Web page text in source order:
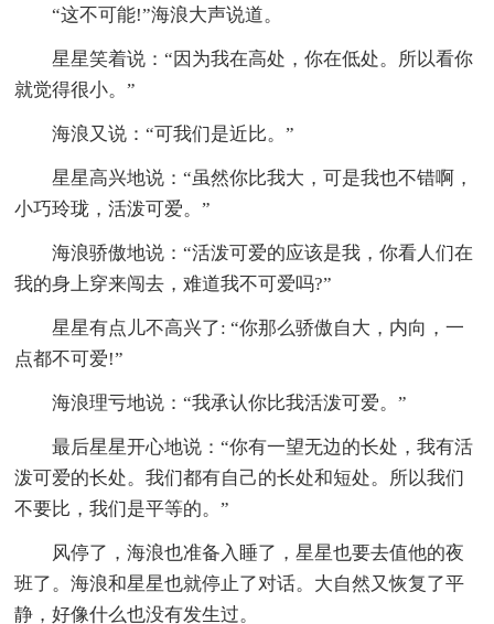
“这不可能!”海浪大声说道。
星星笑着说：“因为我在高处，你在低处。所以看你
就觉得很小。”
海浪又说：“可我们是近比。”
星星高兴地说：“虽然你比我大，可是我也不错啊，
小巧玲珑，活泼可爱。”
海浪骄傲地说：“活泼可爱的应该是我，你看人们在
我的身上穿来闯去，难道我不可爱吗?”
星星有点儿不高兴了: “你那么骄傲自大，内向，一
点都不可爱!”
海浪理亏地说：“我承认你比我活泼可爱。”
最后星星开心地说：“你有一望无边的长处，我有活
泼可爱的长处。我们都有自己的长处和短处。所以我们
不要比，我们是平等的。”
风停了，海浪也准备入睡了，星星也要去值他的夜
班了。海浪和星星也就停止了对话。大自然又恢复了平
静，好像什么也没有发生过。